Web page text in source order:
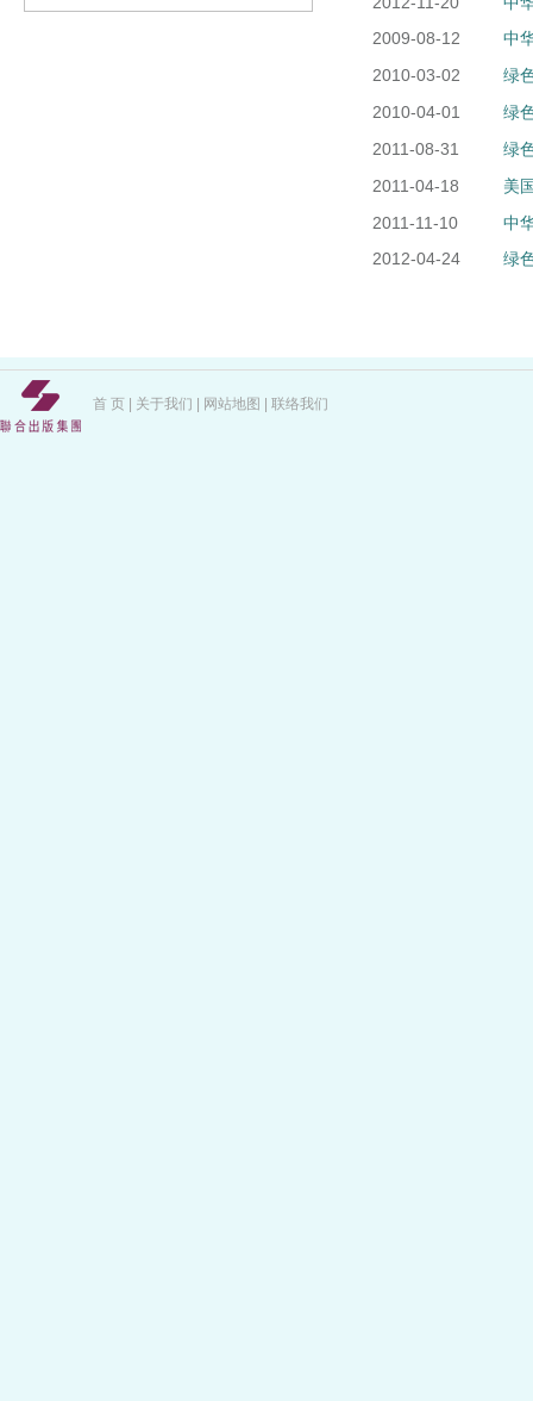
2009-08-12
中
2010-03-02
绿
2010-04-01
绿
2011-08-31
绿
2011-04-18
美
2011-11-10
中
2012-04-24
绿
首 页 关于我们 网站地图 联络我们